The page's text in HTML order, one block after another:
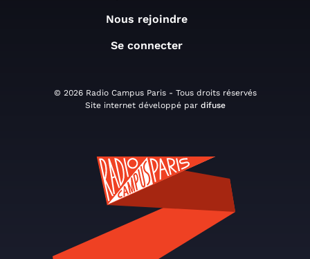
Nous rejoindre
Se connecter
© 2026 Radio Campus Paris - Tous droits réservés
Site internet développé par difuse